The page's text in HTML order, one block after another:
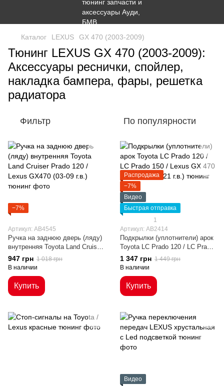
Каталог LEXUS GX 470 (2003-2009)
Тюнинг LEXUS GX 470 (2003-2009):
Аксессуары реснички, спойлер,
накладка бампера, фары, решетка
радиатора
Фильтр По популярности
−7%
Артикул: AB4545
Ручка на заднюю дверь (ляду)
внутренняя Toyota Land Cruiser
Prado 120 / Lexus GX470 (03-09
г.в.)
947 грн 1 018 грн
В наличии
Купить
Распродажа
−7%
Видео
Быстрая отправка
1
Артикул: AB2414
Подкрылки (уплотнители) арок
Toyota LC Prado 120 / LC Prado
150 / Lexus GX 470 / GX 460
(03-21 г.в.)
1 347 грн 1 449 грн
В наличии
Купить
Видео